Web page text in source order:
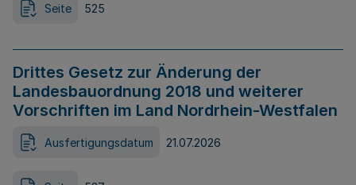
Seite 525
Drittes Gesetz zur Änderung der
Landesbauordnung 2018 und weiterer
Vorschriften im Land Nordrhein-Westfalen
Ausfertigungsdatum 21.07.2026